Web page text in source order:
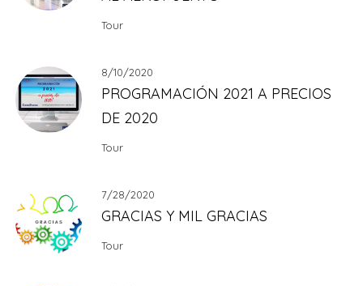
Tour
8/10/2020
PROGRAMACIÓN 2021 A PRECIOS
DE 2020
Tour
7/28/2020
GRACIAS Y MIL GRACIAS
Tour